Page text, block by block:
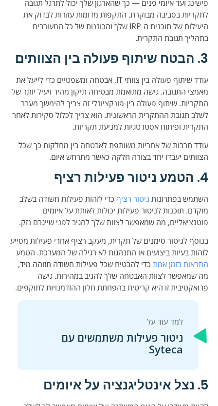
פישינג ועד איומי פנים — כך שהארגון שלך יכול לתרגל תגובה
לתקריות בסביבה מבוקרת. התקפות מדומות עוזרות לבדוק את
היעילות של תוכנית ה-IRP שלך והכוננות של כל המעורבים
בתהליך תגובת התקרית.
3. הבטח שיתוף פעולה בין הצוותים
עודד שיתוף פעולה בין צוותי IT, אבטחה ומשפטיים כדי לייעל את
מאמצי התגובה. גישה מתואמת מבטיחה תיקון מהיר ויעיל יותר של
התקריות. שיתוף פעולה בין-פונקציונלי זה צריך להימשך מעבר
לשלב תגובת ההתקרית הראשונית. הוא צריך לכלול סקירות לאחר
התקרית ופיתוח אסטרטגיות למניעת תקריות.
עודד תרבות של אחריות משותפת לאבטחה בין מחלקות כך שכל
הצוותים יעבדו יחד בצורה חלקה כאשר מתרחש איום.
4. הטמע ניטור פעילות רציף
השתמש בפתרונות ניטור רציף כדי לזהות פעילות חשודה בשלב
מוקדם. תוכנות לניטור פעילות יכולות לאותת על איומים
פוטנציאליים, מה שמאפשר לצוות שלך להגיב לפני שייגרם נזק.
בנוסף לניטור סימנים של תקרית, מעקב רציף אחרי פעילות מסייע
לזהות בעיות ביצועים או התנהגות לא רגילה של המערכת. הטמע
התראות בזמן אמת כדי להבטיח שכל פעילות חשודה תזוהה מיד,
מה שמאפשר לצוות האבטחה שלך להגיב במהירות. גישה
פרואקטיבית זו היא קריטית בהפחתת חלון ההזדמנויות לתוקפים.
ניטור פעילות משתמשים עם
Syteca
5. נצל אינטליגנציה על איומים